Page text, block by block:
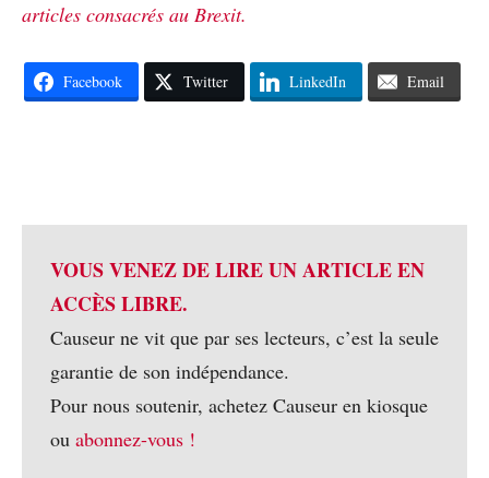
articles consacrés au Brexit.
Facebook Twitter LinkedIn Email
VOUS VENEZ DE LIRE UN ARTICLE EN
ACCÈS LIBRE.
Causeur ne vit que par ses lecteurs, c’est la seule
garantie de son indépendance.
Pour nous soutenir, achetez Causeur en kiosque
ou abonnez-vous !